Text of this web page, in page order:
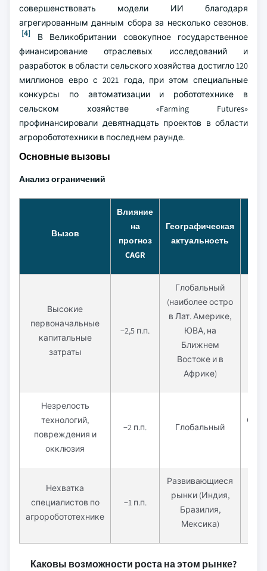
совершенствовать модели ИИ благодаря
агрегированным данным сбора за несколько сезонов.
[4] В Великобритании совокупное государственное
финансирование отраслевых исследований и
разработок в области сельского хозяйства достигло 120
миллионов евро с 2021 года, при этом специальные
конкурсы по автоматизации и робототехнике в
сельском хозяйстве «Farming Futures»
профинансировали девятнадцать проектов в области
агроробототехники в последнем раунде.
Основные вызовы
Анализ ограничений
Вызов
Влияние
на
прогноз
CAGR
Географическая
актуальность
Высокие
первоначальные
капитальные
затраты
−2,5 п.п.
Глобальный
(наиболее остро
в Лат. Америке,
ЮВА, на
Ближнем
Востоке и в
Африке)
Незрелость
технологий,
повреждения и
окклюзия
−2 п.п. Глобальный
Нехватка
специалистов по
агроробототехнике
−1 п.п.
Развивающиеся
рынки (Индия,
Бразилия,
Мексика)
Каковы возможности роста на этом рынке?